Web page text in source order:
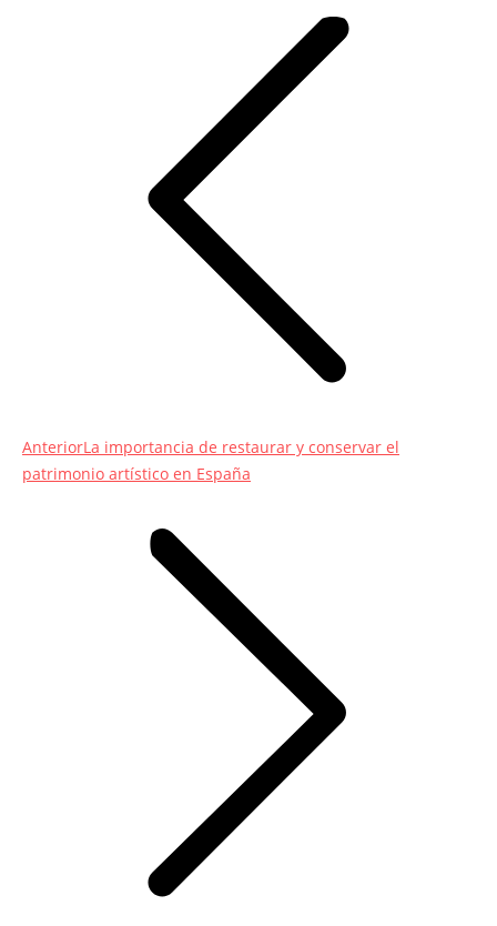
AnteriorEntrada
anterior:
La importancia de restaurar y conservar el
patrimonio artístico en España